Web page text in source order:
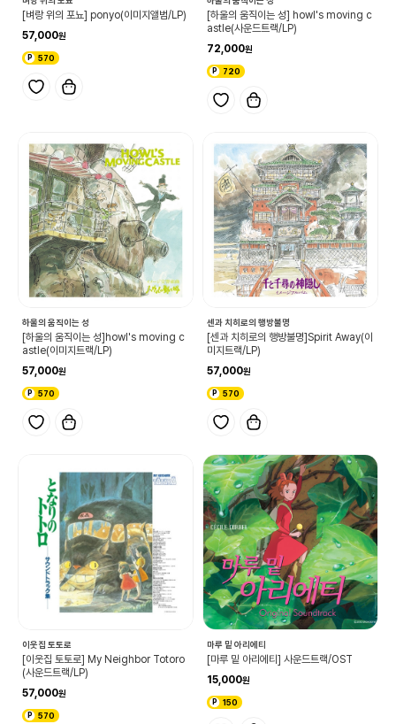
[벼랑 위의 포뇨] ponyo(이미지앨범/LP)
57,000
570
[하울의 움직이는 성] howl's moving c
astle(사운드트랙/LP)
72,000
720
하울의 움직이는 성
[하울의 움직이는 성]howl's moving c
astle(이미지트랙/LP)
57,000
570
센과 치히로의 행방불명
[센과 치히로의 행방불명]Spirit Away(이
미지트랙/LP)
57,000
570
이웃집 토토로
[이웃집 토토로] My Neighbor Totoro
(사운드트랙/LP)
57,000
570
마루 밑 아리에티
[마루 밑 아리에티] 사운드트랙/OST
15,000
150